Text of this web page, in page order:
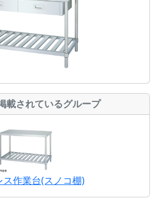
載されているグループ
ス作業台(スノコ棚)